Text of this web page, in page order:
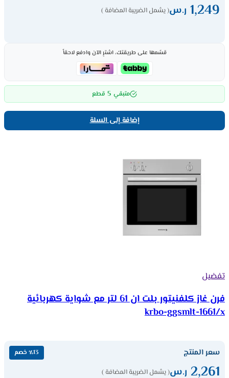
1,249 ر.س( يشمل الضريبة المضافة )
قسّمها على طريقتك، اشترِ الآن وادفع لاحقاً
متبقي 5 قطع
إضافة إلى السلة
تفضيل
فرن غاز كلفنيتور بلت ان 61 لتر مع شواية كهربائية
krbo-ggsmlt-1661/x
سعر المنتج ٪13 خصم
2,261 ر.س( يشمل الضريبة المضافة )